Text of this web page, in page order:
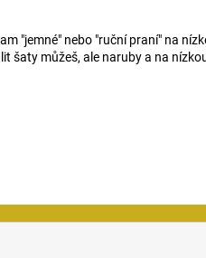
"jemné" nebo "ruční praní" na
šaty můžeš, ale naruby a na